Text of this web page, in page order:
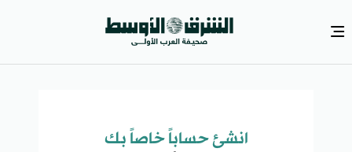
انشئ حساباً خاصاً بك​